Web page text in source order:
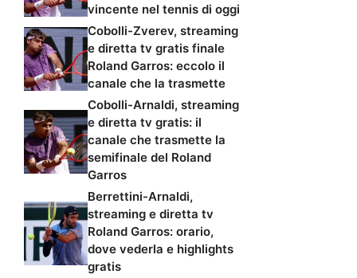
vincente nel tennis di oggi
Cobolli-Zverev, streaming
e diretta tv gratis finale
Roland Garros: eccolo il
canale che la trasmette
Cobolli-Arnaldi, streaming
e diretta tv gratis: il
canale che trasmette la
semifinale del Roland
Garros
Berrettini-Arnaldi,
streaming e diretta tv
Roland Garros: orario,
dove vederla e highlights
gratis